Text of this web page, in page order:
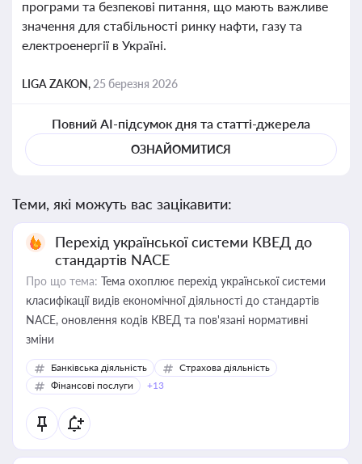
програми та безпекові питання, що мають важливе
значення для стабільності ринку нафти, газу та
електроенергії в Україні.
LIGA ZAKON, 25 березня 2026
Повний AI-підсумок дня та статті-джерела
ОЗНАЙОМИТИСЯ
Теми, які можуть вас зацікавити:
Перехід української системи КВЕД до
стандартів NACE
Про що тема: Тема охоплює перехід української системи
класифікації видів економічної діяльності до стандартів
NACE, оновлення кодів КВЕД та пов'язані нормативні
зміни
Банківська діяльність
Страхова діяльність
Фінансові послуги
+13